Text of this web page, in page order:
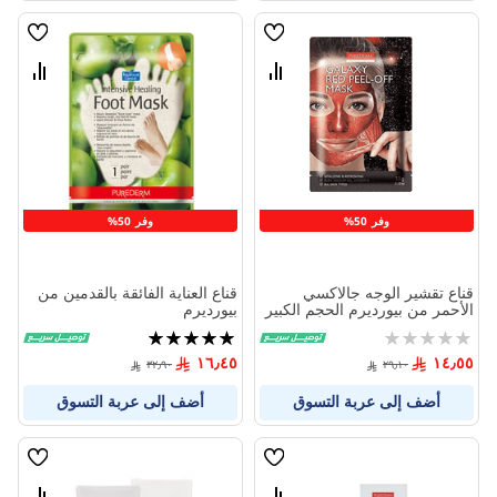
وفر 50%
قائمة
قارن
قناع تقشير الوجه جالاكسي
الأحمر من بيورديرم الحجم الكبير
Rating:
0%
١٤٫٥٥ ٢٩٫١٠
أضف إلى عربة التسوق
وفر 50%
قائمة
قارن
قناع العناية الفائقة بالقدمين من
بيورديرم
تقييم:
100%
١٦٫٤٥ ٣٢٫٩٠
أضف إلى عربة التسوق
قائمة
قائمة